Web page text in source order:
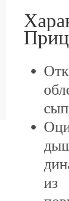
из